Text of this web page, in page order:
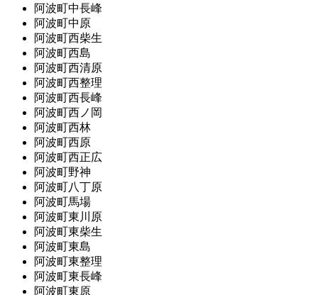
阿波町中長峰
阿波町中原
阿波町西柴生
阿波町西島
阿波町西清原
阿波町西整理
阿波町西長峰
阿波町西ノ岡
阿波町西林
阿波町西原
阿波町西正広
阿波町野神
阿波町八丁原
阿波町馬場
阿波町東川原
阿波町東柴生
阿波町東島
阿波町東整理
阿波町東長峰
阿波町東原